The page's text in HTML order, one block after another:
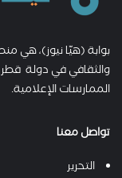
بوابة (هيّا نيوز)، هي
والثقافي في دولة
الممارسات الإعلامية.
تواصل معنا
التحرير